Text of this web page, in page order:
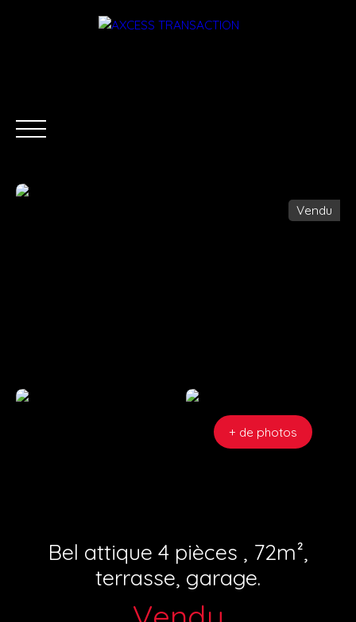
Vendu
+ de photos
Bel attique 4 pièces , 72m²,
terrasse, garage.